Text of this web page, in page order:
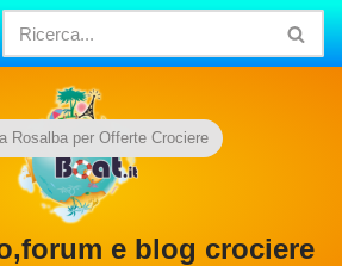
e blog crociere
Rosalba per Offerte Crociere